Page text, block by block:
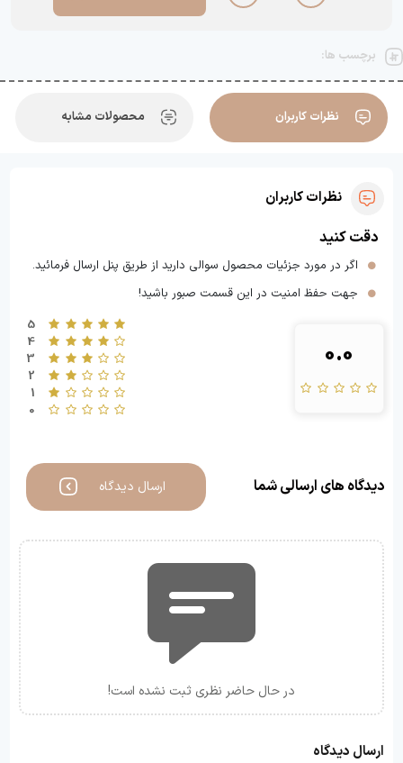
برچسب ها:
نظرات کاربران محصولات مشابه
نظرات کاربران
دقت کنید
اگر در مورد جزئیات محصول سوالی دارید از طریق پنل ارسال فرمائید.
جهت حفظ امنیت در این قسمت صبور باشید!
0.0
5
4
3
2
1
0
دیدگاه های ارسالی شما ارسال دیدگاه
در حال حاضر نظری ثبت نشده است!
ارسال دیدگاه